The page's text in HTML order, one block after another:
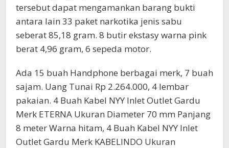
tersebut dapat mengamankan barang bukti
antara lain 33 paket narkotika jenis sabu
seberat 85,18 gram. 8 butir ekstasy warna pink
berat 4,96 gram, 6 sepeda motor.
Ada 15 buah Handphone berbagai merk, 7 buah
sajam. Uang Tunai Rp 2.264.000, 4 lembar
pakaian. 4 Buah Kabel NYY Inlet Outlet Gardu
Merk ETERNA Ukuran Diameter 70 mm Panjang
8 meter Warna hitam, 4 Buah Kabel NYY Inlet
Outlet Gardu Merk KABELINDO Ukuran